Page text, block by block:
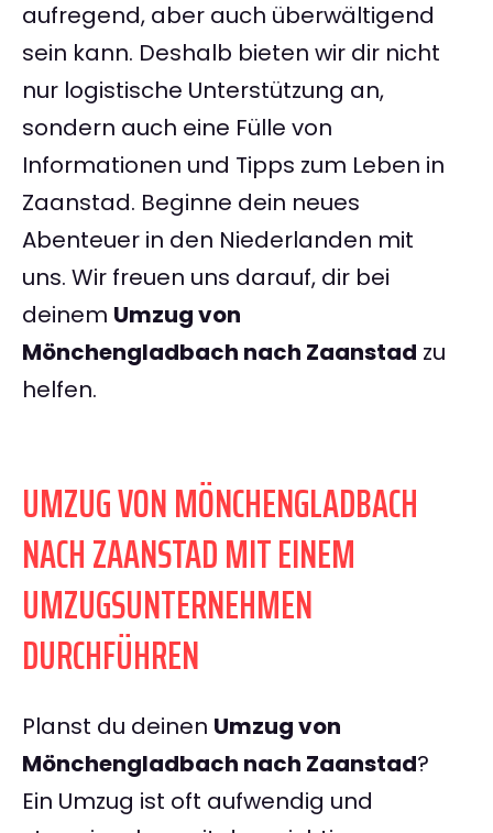
aufregend, aber auch überwältigend
sein kann. Deshalb bieten wir dir nicht
nur logistische Unterstützung an,
sondern auch eine Fülle von
Informationen und Tipps zum Leben in
Zaanstad. Beginne dein neues
Abenteuer in den Niederlanden mit
uns. Wir freuen uns darauf, dir bei
deinem Umzug von
Mönchengladbach nach Zaanstad zu
helfen.
UMZUG VON MÖNCHENGLADBACH
NACH ZAANSTAD MIT EINEM
UMZUGSUNTERNEHMEN
DURCHFÜHREN
Planst du deinen Umzug von
Mönchengladbach nach Zaanstad?
Ein Umzug ist oft aufwendig und